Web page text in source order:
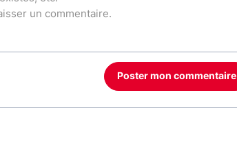
Poster mon commentaire